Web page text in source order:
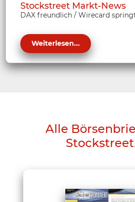
Stockstreet Markt-News
DAX freundlich / Wirecard
Weiterlesen...
Alle